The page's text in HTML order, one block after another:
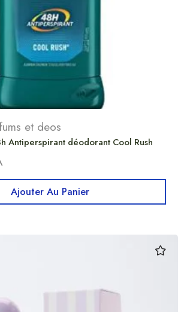
et deos
Antiperspirant déodorant Cool Rush
Ajouter Au Panier